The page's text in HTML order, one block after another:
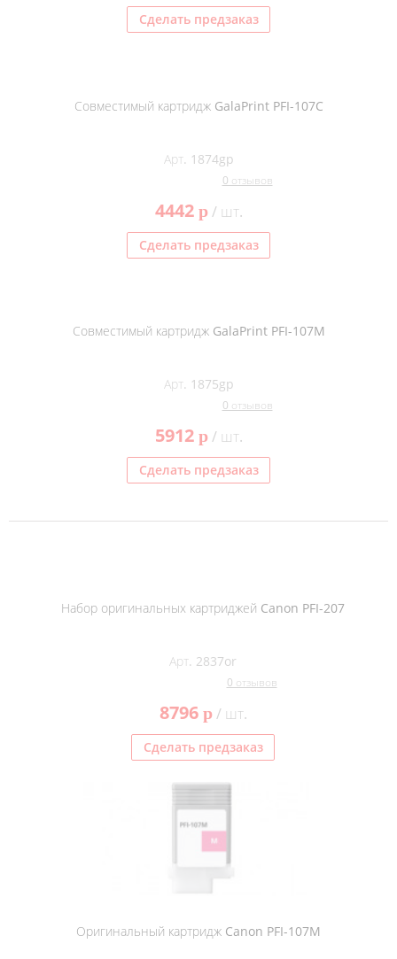
Сделать предзаказ
Совместимый картридж GalaPrint PFI-107C
Арт. 1874gp
0 отзывов
4442 p/ шт.
Сделать предзаказ
Совместимый картридж GalaPrint PFI-107M
Арт. 1875gp
0 отзывов
5912 p/ шт.
Сделать предзаказ
Набор оригинальных картриджей Canon PFI-207
Арт. 2837or
0 отзывов
8796 p/ шт.
Сделать предзаказ
Оригинальный картридж Canon PFI-107M